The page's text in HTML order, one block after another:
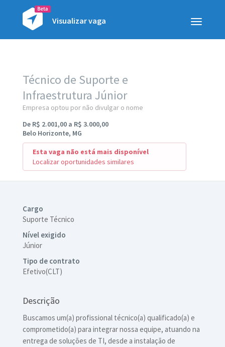
Toggle
Visualizar vaga
Técnico de Suporte e
Infraestrutura Júnior
Empresa optou por não divulgar o nome
De R$ 2.001,00 a R$ 3.000,00
Belo Horizonte, MG
Esta vaga não está mais disponível
Localizar oportunidades similares
Cargo
Suporte Técnico
Nível exigido
Júnior
Tipo de contrato
Efetivo(CLT)
Descrição
Buscamos um(a) profissional técnico(a) qualificado(a) e
comprometido(a) para integrar nossa equipe, atuando na
entrega de soluções de TI, desde a instalação de